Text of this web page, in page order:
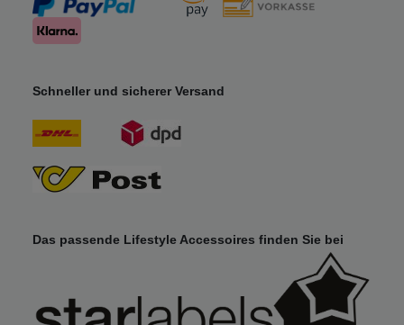
Schneller und sicherer Versand
Das passende Lifestyle Accessoires finden Sie bei